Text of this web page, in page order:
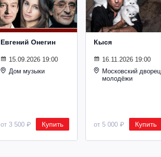
Евгений Онегин
15.09.2026 19:00
Дом музыки
от 3 500 ₽ Купить
Кыся
16.11.2026 19:00
Московский дворец
молодёжи
от 5 000 ₽ Купить